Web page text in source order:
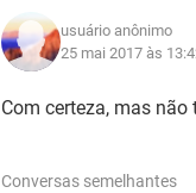
usuário anônimo
25 mai 2017 às
Com certeza, mas
Conversas semelhantes